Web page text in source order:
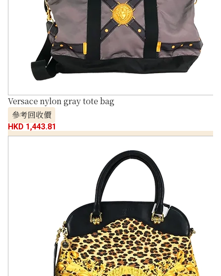
Versace nylon gray tote bag
參考回收價
HKD 1,443.81